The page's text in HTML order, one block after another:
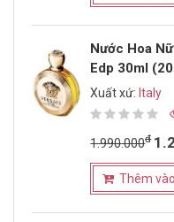
Nước Hoa
Edp 30ml
Xuất xứ: Italy
1.990.000đ
Thêm